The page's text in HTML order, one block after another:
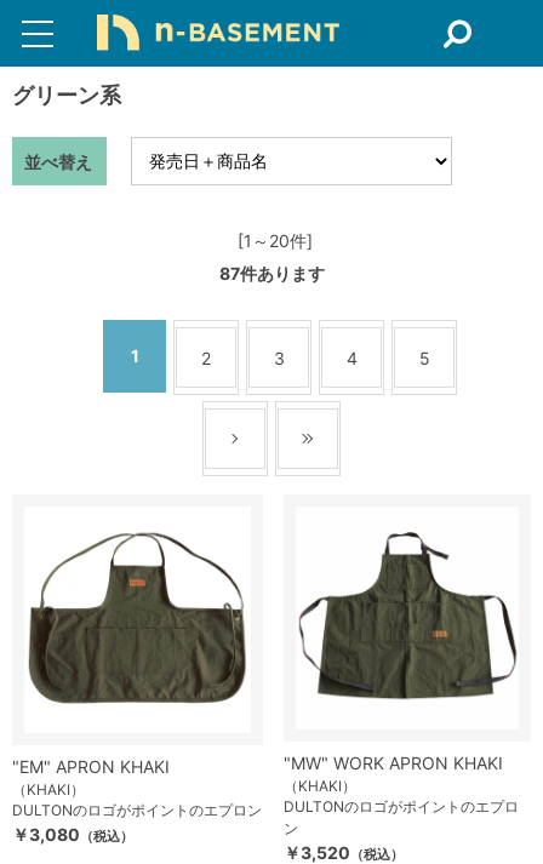
グリーン系
並べ替え
[1～20件]
87件あります
1 2 3 4 5
"EM" APRON KHAKI
（KHAKI）
DULTONのロゴがポイントのエプロン
￥3,080 （税込）
"MW" WORK APRON KHAKI
（KHAKI）
DULTONのロゴがポイントのエプロ
ン
￥3,520 （税込）